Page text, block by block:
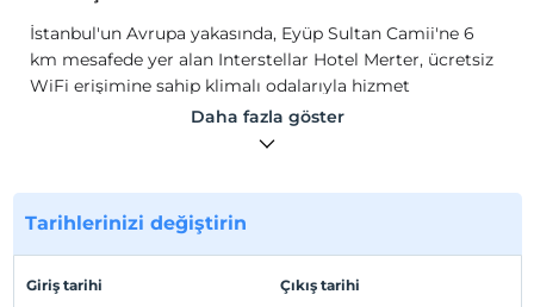
İstanbul'un Avrupa yakasında, Eyüp Sultan Camii'ne 6
km mesafede yer alan Interstellar Hotel Merter, ücretsiz
WiFi erişimine sahip klimalı odalarıyla hizmet
vermektedir. Otelde barbekü olanakları ve teras bulunur.
Atıştırmalık barında konuklar içkilerini yudumlayabilirler.
oturma alanı vardır. Elektrikli su ısıtıcısı mevcuttur. Özel
banyo duşludur. Konforunuz için terlik ve ücretsiz banyo
km mesafede yer alan Interstellar Hotel Merter, ücretsiz
Daha fazla göster
Tarihlerinizi değiştirin
Giriş tarihi Çıkış tarihi